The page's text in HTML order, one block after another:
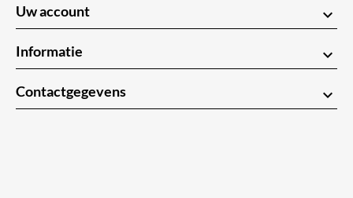
Uw account keyboard_arrow_down
Informatie keyboard_arrow_down
Contactgegevens keyboard_arrow_down